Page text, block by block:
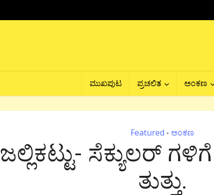
ಮುಖಪುಟ ಪ್ರಚಲಿತ ಅಂಕಣ
Featured • ಅಂಕಣ
ಜಲ್ಲಿಕಟ್ಟು- ಸೆಕ್ಯುಲರ್
ತುತ್ತು.